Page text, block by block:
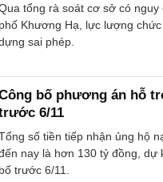
tổng rà soát cơ sở có
phố Khương Hạ, lực lượng
sai phép.
bố phương án hỗ
6/11
số tiền tiếp nhận ủng hộ
nay là hơn 130 tỷ đồng,
bố trước 6/11.